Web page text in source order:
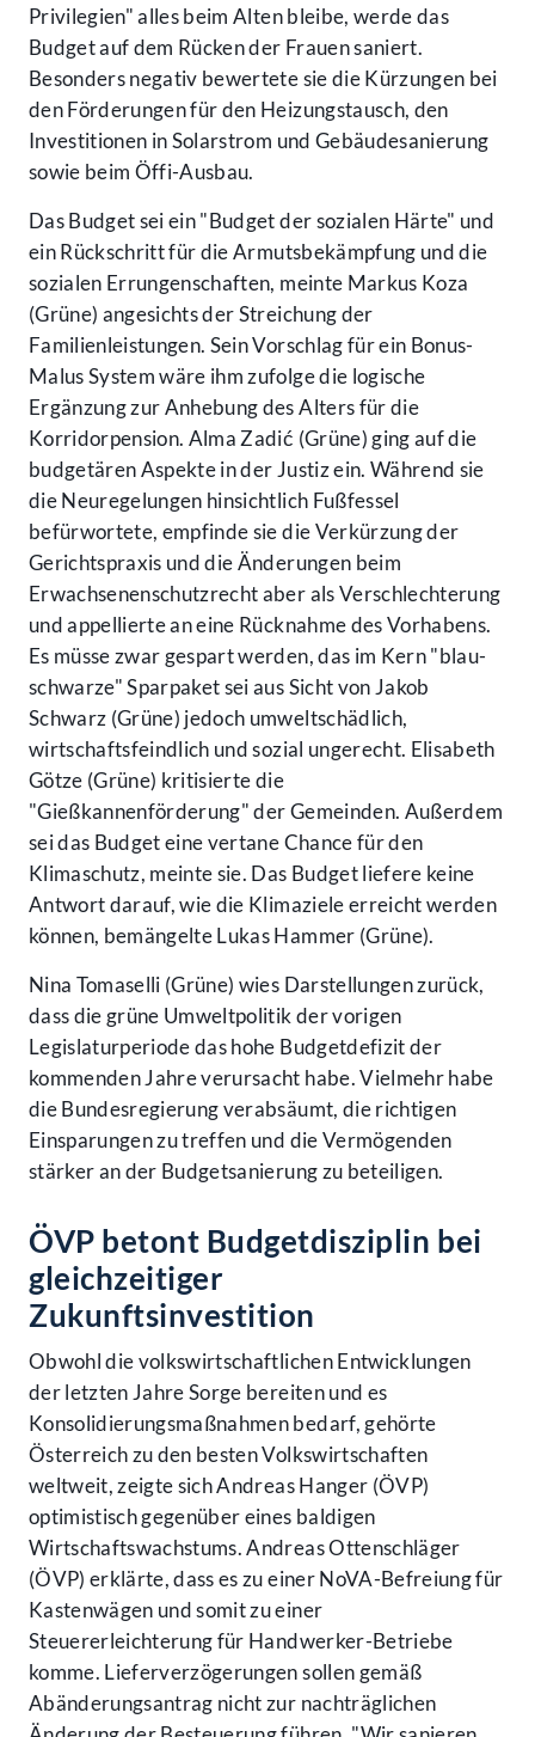
Accessibility Menu anzeigen
Privilegien" alles beim Alten bleibe, werde das
Budget auf dem Rücken der Frauen saniert.
Besonders negativ bewertete sie die Kürzungen bei
den Förderungen für den Heizungstausch, den
Investitionen in Solarstrom und Gebäudesanierung
sowie beim Öffi-Ausbau.
Das Budget sei ein "Budget der sozialen Härte" und
ein Rückschritt für die Armutsbekämpfung und die
sozialen Errungenschaften, meinte Markus Koza
(Grüne) angesichts der Streichung der
Familienleistungen. Sein Vorschlag für ein Bonus-
Malus System wäre ihm zufolge die logische
Ergänzung zur Anhebung des Alters für die
Korridorpension. Alma Zadić (Grüne) ging auf die
budgetären Aspekte in der Justiz ein. Während sie
die Neuregelungen hinsichtlich Fußfessel
befürwortete, empfinde sie die Verkürzung der
Gerichtspraxis und die Änderungen beim
Erwachsenenschutzrecht aber als Verschlechterung
und appellierte an eine Rücknahme des Vorhabens.
Es müsse zwar gespart werden, das im Kern "blau-
schwarze" Sparpaket sei aus Sicht von Jakob
Schwarz (Grüne) jedoch umweltschädlich,
wirtschaftsfeindlich und sozial ungerecht. Elisabeth
Götze (Grüne) kritisierte die
"Gießkannenförderung" der Gemeinden. Außerdem
sei das Budget eine vertane Chance für den
Klimaschutz, meinte sie. Das Budget liefere keine
Antwort darauf, wie die Klimaziele erreicht werden
können, bemängelte Lukas Hammer (Grüne).
Nina Tomaselli (Grüne) wies Darstellungen zurück,
dass die grüne Umweltpolitik der vorigen
Legislaturperiode das hohe Budgetdefizit der
kommenden Jahre verursacht habe. Vielmehr habe
die Bundesregierung verabsäumt, die richtigen
Einsparungen zu treffen und die Vermögenden
stärker an der Budgetsanierung zu beteiligen.
ÖVP betont Budgetdisziplin bei
gleichzeitiger
Zukunftsinvestition
Obwohl die volkswirtschaftlichen Entwicklungen
der letzten Jahre Sorge bereiten und es
Konsolidierungsmaßnahmen bedarf, gehörte
Österreich zu den besten Volkswirtschaften
weltweit, zeigte sich Andreas Hanger (ÖVP)
optimistisch gegenüber eines baldigen
Wirtschaftswachstums. Andreas Ottenschläger
(ÖVP) erklärte, dass es zu einer NoVA-Befreiung für
Kastenwägen und somit zu einer
Steuererleichterung für Handwerker-Betriebe
komme. Lieferverzögerungen sollen gemäß
Abänderungsantrag nicht zur nachträglichen